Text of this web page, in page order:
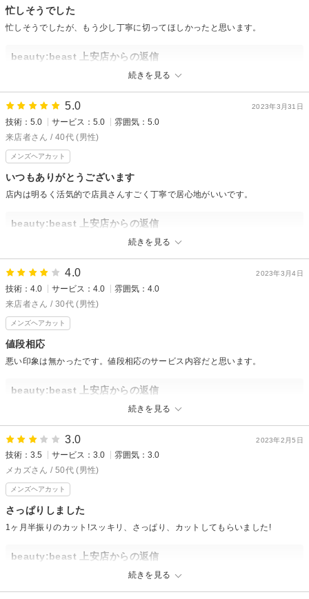
忙しそうでした
続きを見る
忙しそうでしたが、もう少し丁寧に切ってほしかったと思います。
beauty:beast 上安店からの返信
先日はご来店頂き誠に有難う御座います。
申し訳御座いませんでした。
今後この様な事が無い様に接客を見直して参ります。
口コミでの貴重なご意見有難う御座いました。
2023年3月31日
5.0
技術：5.0 サービス：5.0
雰囲気：5.0
来店者さん / 40代 (男性)
メンズヘアカット
いつもありがとうございます
続きを見る
店内は明るく活気的で店員さんすごく丁寧で居心地がいいです。
beauty:beast 上安店からの返信
嬉しい口コミありがとうございます。
次回もご来店お待ちしております 2023年3月4日
4.0
技術：4.0 サービス：4.0
雰囲気：4.0
来店者さん / 30代 (男性)
メンズヘアカット
値段相応
続きを見る
悪い印象は無かったです。値段相応のサービス内容だと思います。
beauty:beast 上安店からの返信
先日はご来店くださりありがとうございました。
次回のご来店楽しみにお待ちしております。
2023年2月5日
3.0
技術：3.5 サービス：3.0
雰囲気：3.0
メカズさん / 50代 (男性)
メンズヘアカット
さっぱりしました
続きを見る
1ヶ月半振りのカット!スッキリ、さっぱり、カットしてもらいました!
beauty:beast 上安店からの返信
ご来店頂き有難うございました。
また次回も喜んでいただける様にさせて頂きます！